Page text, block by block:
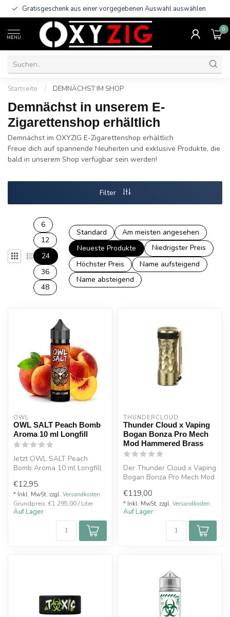
Gratisgeschenk aus einer vorgegebenen Auswahl auswählen
MENU
0
Startseite / DEMNÄCHST IM SHOP
Demnächst in unserem E-
Zigarettenshop erhältlich
Demnächst im OXYZIG E-Zigarettenshop erhältlich
Freue dich auf spannende Neuheiten und exklusive Produkte, die
bald in unserem Shop verfügbar sein werden!
Filter
6
12
24
36
48
Standard
Am meisten angesehen
Neueste Produkte
Niedrigster Preis
Höchster Preis
Name aufsteigend
Name absteigend
OWL
OWL SALT Peach Bomb
Aroma 10 ml Longfill
Jetzt OWL SALT Peach
Bomb Aroma 10 ml Longfill
Geschmack sonn...
€12,95
* Inkl. MwSt. zzgl. Versandkosten
Grundpreis: €1.295,00 / Liter
Auf Lager
THUNDERCLOUD
Thunder Cloud x Vaping
Bogan Bonza Pro Mech
Mod Hammered Brass
Der Thunder Cloud x Vaping
Bogan Bonza Pro Mech Mod
hochw...
€119,00
* Inkl. MwSt. zzgl. Versandkosten
Auf Lager